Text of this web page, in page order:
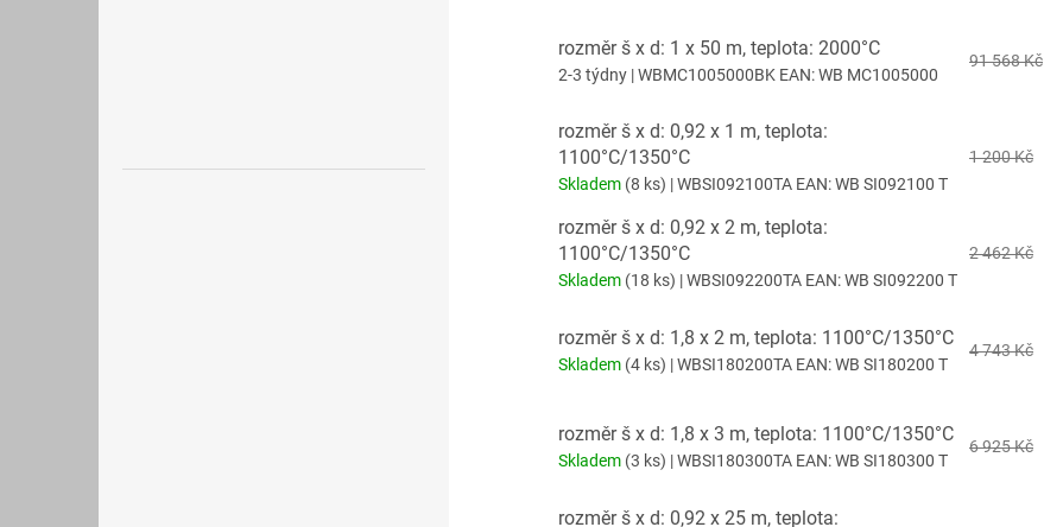
rozměr š x d: 1 x 50 m, teplota: 2000°C
2-3 týdny | WBMC1005000BK EAN:WB MC1005000
91 568 Kč
rozměr š x d: 0,92 x 1 m, teplota:
1100°C/1350°C
Skladem (8 ks) | WBSI092100TA EAN:WB SI092100 T
1 200 Kč
rozměr š x d: 0,92 x 2 m, teplota:
1100°C/1350°C
Skladem (18 ks) | WBSI092200TA EAN:WB SI092200 T
2 462 Kč
rozměr š x d: 1,8 x 2 m, teplota: 1100°C/1350°C
Skladem (4 ks) | WBSI180200TA EAN:WB SI180200 T
4 743 Kč
rozměr š x d: 1,8 x 3 m, teplota: 1100°C/1350°C
Skladem (3 ks) | WBSI180300TA EAN:WB SI180300 T
6 925 Kč
rozměr š x d: 0,92 x 25 m, teplota: